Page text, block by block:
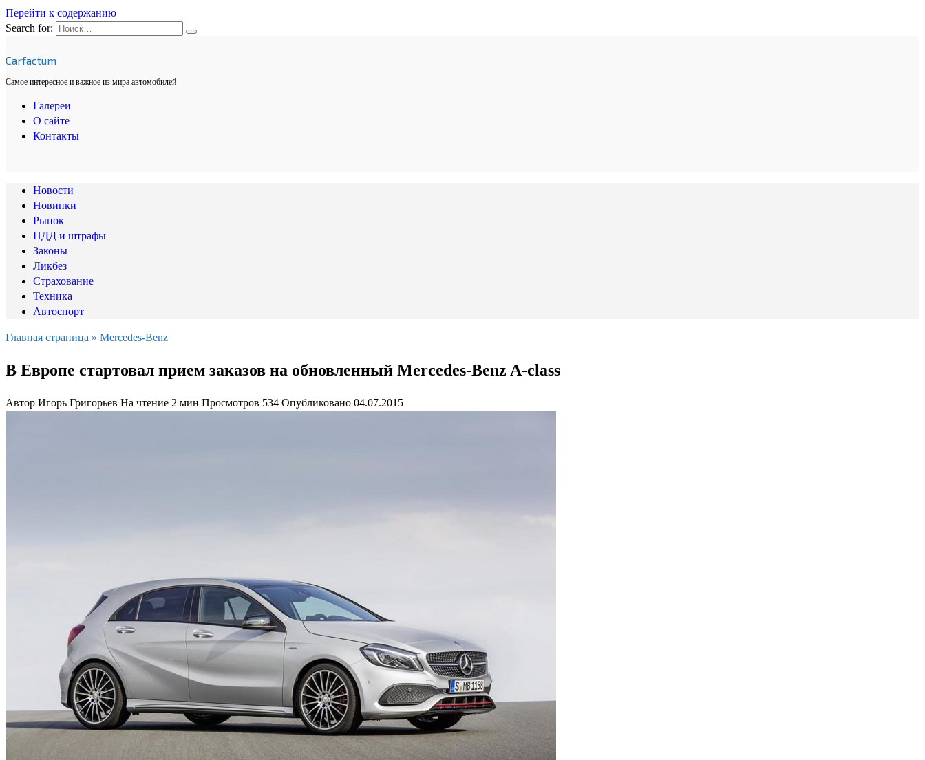
Перейти к содержанию
Search for:
Carfactum
Самое интересное и важное из мира автомобилей
Галереи
О сайте
Контакты
Новости
Новинки
Рынок
ПДД и штрафы
Законы
Ликбез
Страхование
Техника
Автоспорт
Главная страница » Mercedes-Benz
В Европе стартовал прием заказов на обновленный Mercedes-Benz A-class
Автор Игорь Григорьев На чтение 2 мин Просмотров 534 Опубликовано 04.07.2015